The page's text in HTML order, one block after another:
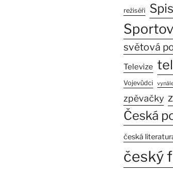
režiséři
světová
Televize
Vojevůdci
zpěvačky
Česká
česká
český